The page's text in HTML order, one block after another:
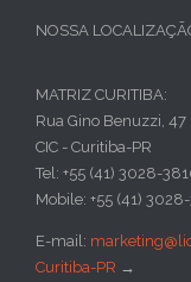
NOSSA
MATRIZ CURITIBA:
Rua Gino Benuzzi, 47
CIC - Curitiba-PR
Tel: +55 (41) 3028-
Mobile: +55 (41)
E-mail:
Curitiba-PR →